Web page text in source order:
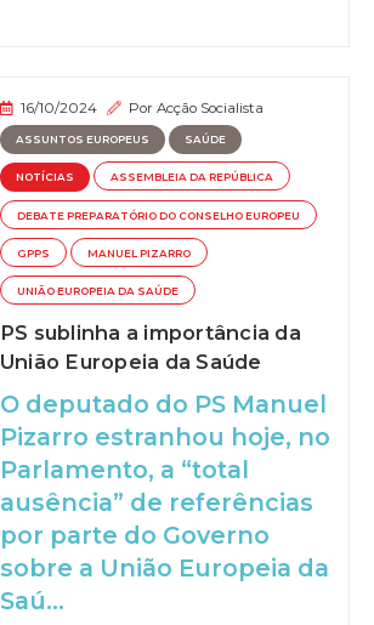
16/10/2024 PorAcção Socialista
ASSUNTOS EUROPEUS SAÚDE
NOTÍCIAS ASSEMBLEIA DA REPÚBLICA
DEBATE PREPARATÓRIO DO CONSELHO EUROPEU
GPPS MANUEL PIZARRO
UNIÃO EUROPEIA DA SAÚDE
PS sublinha a importância da
União Europeia da Saúde
O deputado do PS Manuel
Pizarro estranhou hoje, no
Parlamento, a “total
ausência” de referências
por parte do Governo
sobre a União Europeia da
Saú...